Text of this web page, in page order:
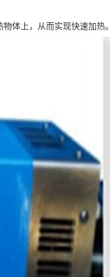
体上，从而实现快速加热。